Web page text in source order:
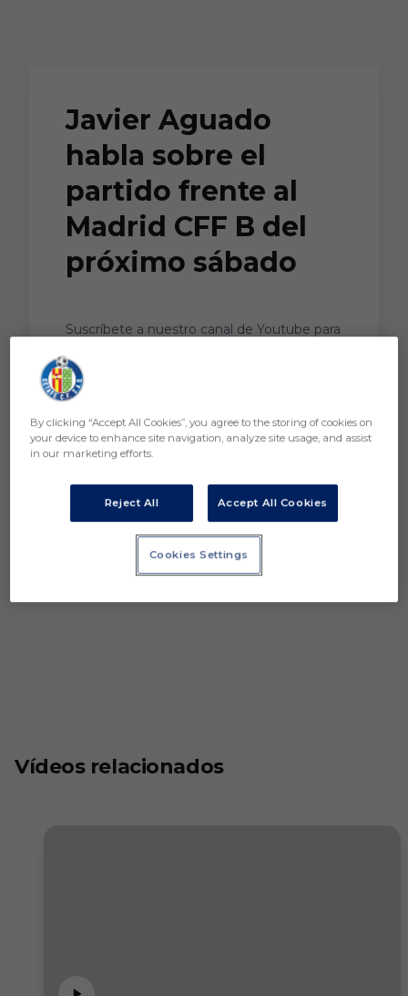
Javier Aguado
habla sobre el
partido frente al
Madrid CFF B del
próximo sábado
Suscríbete a nuestro canal de Youtube para
Síguenos en nuestras redes sociales: ...
Vídeos relacionados
By clicking “Accept All Cookies”, you agree to the storing of cookies on
your device to enhance site navigation, analyze site usage, and assist
in our marketing efforts.
Reject All Accept All Cookies
Cookies Settings